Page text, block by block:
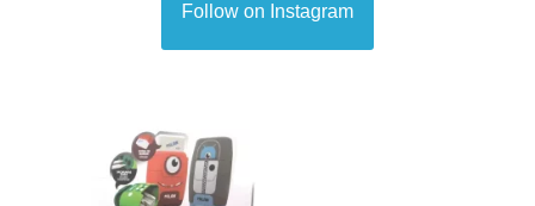
Follow on Instagram